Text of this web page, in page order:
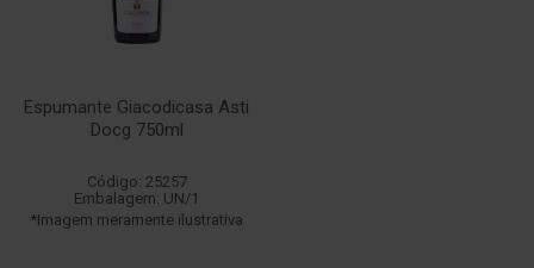
Espumante Giacodicasa Asti
Docg 750ml
Código: 25257
Embalagem: UN/1
*Imagem meramente ilustrativa